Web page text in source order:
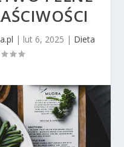
| lut 6, 2025 | Dieta